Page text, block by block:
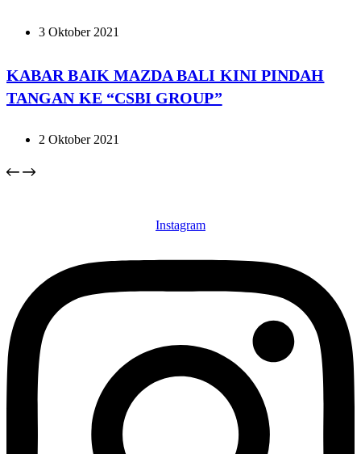
3 Oktober 2021
KABAR BAIK MAZDA BALI KINI PINDAH
TANGAN KE “CSBI GROUP”
2 Oktober 2021
Instagram